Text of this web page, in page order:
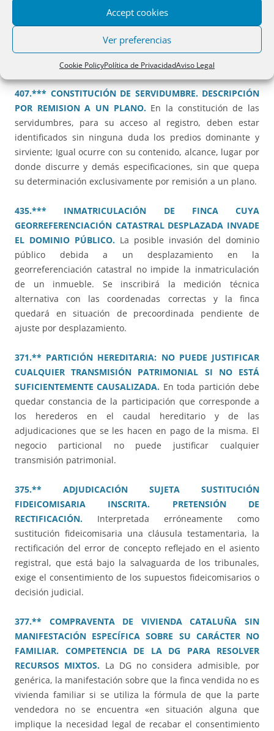
Accept cookies
Ver preferencias
Cookie PolicyPolítica de PrivacidadAviso Legal
interpretar el testamento como tengan por conveniente.
Deben intervenir no sólo los herederos sino todos los que
se vean afectados en sus derechos sucesorios por la
interpretación que se haga.
407.*** CONSTITUCIÓN DE SERVIDUMBRE. DESCRIPCIÓN
POR REMISION A UN PLANO. En la constitución de las
servidumbres, para su acceso al registro, deben estar
identificados sin ninguna duda los predios dominante y
sirviente; Igual ocurre con su contenido, alcance, lugar por
donde discurre y demás especificaciones, sin que quepa
su determinación exclusivamente por remisión a un plano.
435.*** INMATRICULACIÓN DE FINCA CUYA
GEORREFERENCIACIÓN CATASTRAL DESPLAZADA INVADE
EL DOMINIO PÚBLICO. La posible invasión del dominio
público debida a un desplazamiento en la
georreferenciación catastral no impide la inmatriculación
de un inmueble. Se inscribirá la medición técnica
alternativa con las coordenadas correctas y la finca
quedará en situación de precoordinada pendiente de
ajuste por desplazamiento.
371.** PARTICIÓN HEREDITARIA: NO PUEDE JUSTIFICAR
CUALQUIER TRANSMISIÓN PATRIMONIAL SI NO ESTÁ
SUFICIENTEMENTE CAUSALIZADA. En toda partición debe
quedar constancia de la participación que corresponde a
los herederos en el caudal hereditario y de las
adjudicaciones que se les hacen en pago de la misma. El
negocio particional no puede justificar cualquier
transmisión patrimonial.
375.** ADJUDICACIÓN SUJETA SUSTITUCIÓN
FIDEICOMISARIA INSCRITA. PRETENSIÓN DE
RECTIFICACIÓN.
Interpretada erróneamente como
sustitución fideicomisaria una cláusula testamentaria, la
rectificación del error de concepto reflejado en el asiento
registral, que está bajo la salvaguarda de los tribunales,
exige el consentimiento de los supuestos fideicomisarios o
decisión judicial.
377.** COMPRAVENTA DE VIVIENDA CATALUÑA SIN
MANIFESTACIÓN ESPECÍFICA SOBRE SU CARÁCTER NO
FAMILIAR. COMPETENCIA DE LA DG PARA RESOLVER
RECURSOS MIXTOS. La DG no considera admisible, por
genérica, la manifestación sobre que la finca vendida no es
vivienda familiar si se utiliza la fórmula de que la parte
vendedora no se encuentra «en situación alguna que
implique la necesidad legal de recabar el consentimiento